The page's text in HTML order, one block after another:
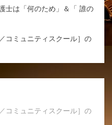
士は「何のため」＆「 誰の
コミュニティスクール］の
コミュニティスクール］の